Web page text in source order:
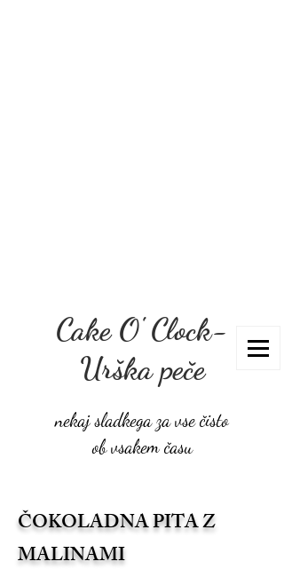
Cake O' Clock-
Urška peče
nekaj sladkega za vse čisto
ob vsakem času
ČOKOLADNA PITA Z
MALINAMI